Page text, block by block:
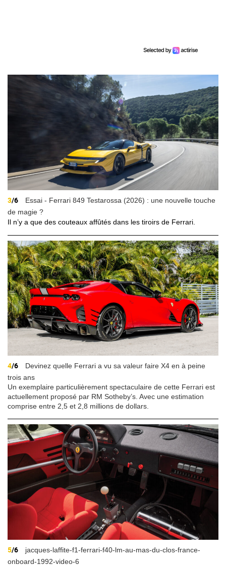
3/6
Essai - Ferrari 849 Testarossa (2026) : une nouvelle touche
de magie ?
Il n’y a que des couteaux affûtés dans les tiroirs de Ferrari.
4/6
Devinez quelle Ferrari a vu sa valeur faire X4 en à peine
trois ans
Un exemplaire particulièrement spectaculaire de cette Ferrari est
actuellement proposé par RM Sotheby’s. Avec une estimation
comprise entre 2,5 et 2,8 millions de dollars.
5/6
jacques-laffite-f1-ferrari-f40-lm-au-mas-du-clos-france-
onboard-1992-video-6